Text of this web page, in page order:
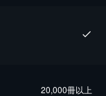
20,000冊以上